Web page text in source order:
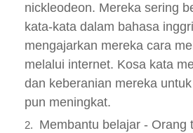
nickleodeon. Mereka sering
kata-kata dalam bahasa
mengajarkan mereka cara
melalui internet. Kosa kata
dan keberanian mereka
pun meningkat.
Membantu belajar - Orang